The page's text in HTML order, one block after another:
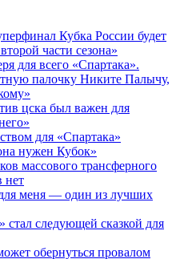
Кубка России будет
части сезона»
для всего «Спартака».
палочку Никите Палычу,
цска был важен для
для «Спартака»
нужен Кубок»
массового трансферного
нет
меня — один из лучших
следующей сказкой для
обернуться провалом